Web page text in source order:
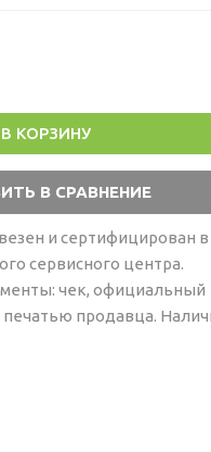
В КОРЗИНУ
и сертифицирован в
сервисного центра.
чек, официальный
печатью продавца.